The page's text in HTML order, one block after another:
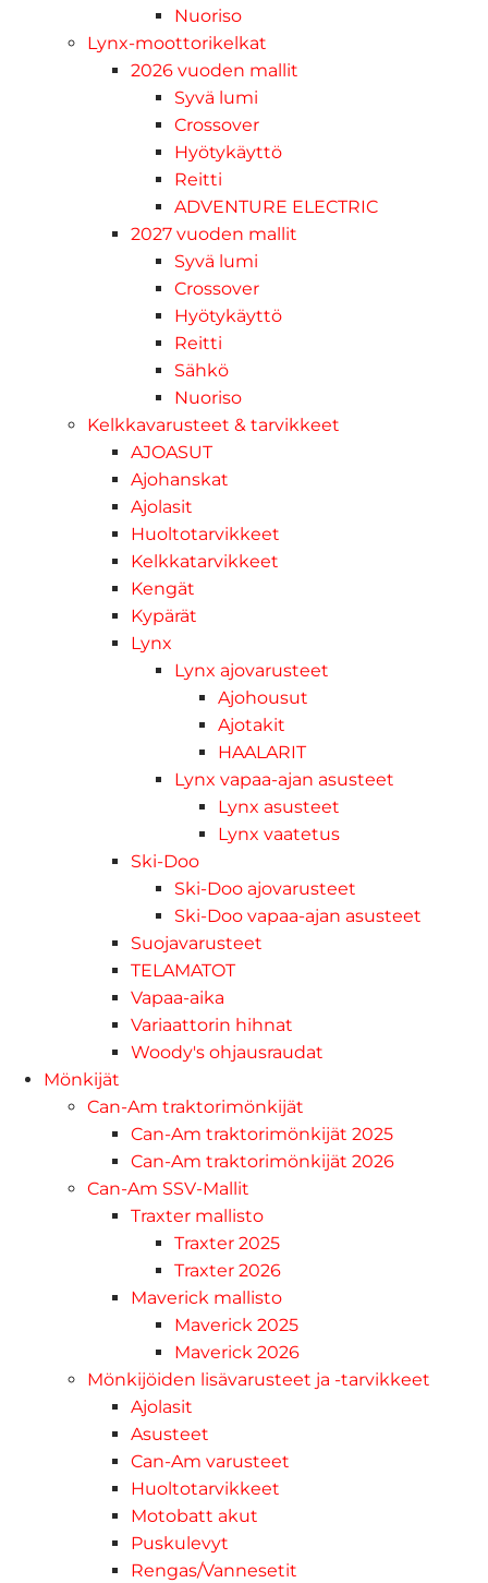
Nuoriso
Lynx-moottorikelkat
2026 vuoden mallit
Syvä lumi
Crossover
Hyötykäyttö
Reitti
ADVENTURE ELECTRIC
2027 vuoden mallit
Syvä lumi
Crossover
Hyötykäyttö
Reitti
Sähkö
Nuoriso
Kelkkavarusteet & tarvikkeet
AJOASUT
Ajohanskat
Ajolasit
Huoltotarvikkeet
Kelkkatarvikkeet
Kengät
Kypärät
Lynx
Lynx ajovarusteet
Ajohousut
Ajotakit
HAALARIT
Lynx vapaa-ajan asusteet
Lynx asusteet
Lynx vaatetus
Ski-Doo
Ski-Doo ajovarusteet
Ski-Doo vapaa-ajan asusteet
Suojavarusteet
TELAMATOT
Vapaa-aika
Variaattorin hihnat
Woody's ohjausraudat
Mönkijät
Can-Am traktorimönkijät
Can-Am traktorimönkijät 2025
Can-Am traktorimönkijät 2026
Can-Am SSV-Mallit
Traxter mallisto
Traxter 2025
Traxter 2026
Maverick mallisto
Maverick 2025
Maverick 2026
Mönkijöiden lisävarusteet ja -tarvikkeet
Ajolasit
Asusteet
Can-Am varusteet
Huoltotarvikkeet
Motobatt akut
Puskulevyt
Rengas/Vannesetit